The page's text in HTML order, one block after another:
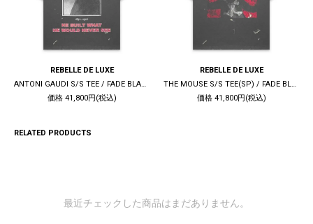
REBELLE DE LUXE
ANTONI GAUDI S/S TEE / FADE BLACK
価格 41,800円(税込)
REBELLE DE LUXE
THE MOUSE S/S TEE(SP) / FADE BLACK
価格 41,800円(税込)
RELATED PRODUCTS
最近チェックした商品はまだありません。